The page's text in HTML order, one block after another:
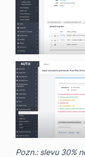
Pozn.: slevu 30%